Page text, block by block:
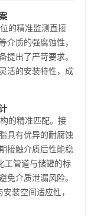
的精准监测直接
介质的强腐蚀性，
提出了严苛要求。
活的安装特性，成
的精准匹配。接
具有优异的耐腐蚀
接触介质后性能稳
工管道与储罐的标
免介质泄漏风险。
装空间适应性，